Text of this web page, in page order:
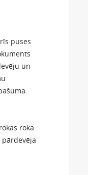
puses
un
rokā